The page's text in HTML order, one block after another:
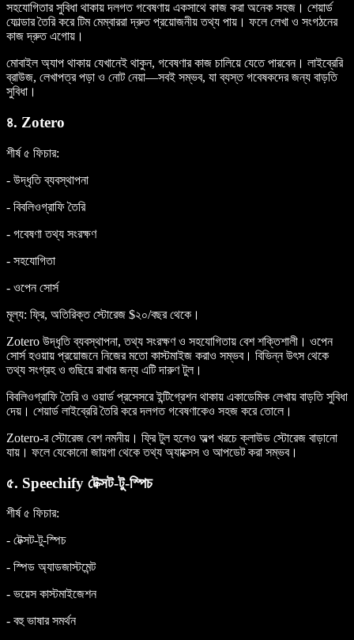
সহযোগিতার সুবিধা থাকায় দলগত গবেষণায় একসাথে কাজ করা অনেক সহজ। শেয়ার্ড
ফোল্ডার তৈরি করে টিম মেম্বাররা দ্রুত প্রয়োজনীয় তথ্য পায়। ফলে লেখা ও সংগঠনের
কাজ দ্রুত এগোয়।
মোবাইল অ্যাপ থাকায় যেখানেই থাকুন, গবেষণার কাজ চালিয়ে যেতে পারবেন। লাইব্রেরি
ব্রাউজ, লেখাপত্র পড়া ও নোট নেয়া—সবই সম্ভব, যা ব্যস্ত গবেষকদের জন্য বাড়তি
সুবিধা।
৪. Zotero
শীর্ষ ৫ ফিচার:
- উদ্ধৃতি ব্যবস্থাপনা
- বিবলিওগ্রাফি তৈরি
- গবেষণা তথ্য সংরক্ষণ
- সহযোগিতা
- ওপেন সোর্স
মূল্য: ফ্রি, অতিরিক্ত স্টোরেজ $২০/বছর থেকে।
Zotero উদ্ধৃতি ব্যবস্থাপনা, তথ্য সংরক্ষণ ও সহযোগিতায় বেশ শক্তিশালী। ওপেন
সোর্স হওয়ায় প্রয়োজনে নিজের মতো কাস্টমাইজ করাও সম্ভব। বিভিন্ন উৎস থেকে
তথ্য সংগ্রহ ও গুছিয়ে রাখার জন্য এটি দারুণ টুল।
বিবলিওগ্রাফি তৈরি ও ওয়ার্ড প্রসেসরে ইন্টিগ্রেশন থাকায় একাডেমিক লেখায় বাড়তি সুবিধা
দেয়। শেয়ার্ড লাইব্রেরি তৈরি করে দলগত গবেষণাকেও সহজ করে তোলে।
Zotero-র স্টোরেজ বেশ নমনীয়। ফ্রি টুল হলেও অল্প খরচে ক্লাউড স্টোরেজ বাড়ানো
যায়। ফলে যেকোনো জায়গা থেকে তথ্য অ্যাক্সেস ও আপডেট করা সম্ভব।
৫. Speechify টেক্সট-টু-স্পিচ
শীর্ষ ৫ ফিচার:
- টেক্সট-টু-স্পিচ
- স্পিড অ্যাডজাস্টমেন্ট
- ভয়েস কাস্টমাইজেশন
- বহু ভাষার সমর্থন